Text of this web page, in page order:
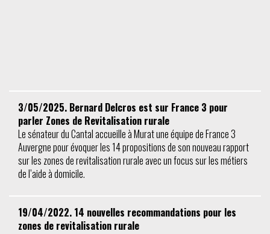
3/05/2025. Bernard Delcros est sur France 3 pour
parler Zones de Revitalisation rurale
Le sénateur du Cantal accueille à Murat une équipe de France 3
Auvergne pour évoquer les 14 propositions de son nouveau rapport
sur les zones de revitalisation rurale avec un focus sur les métiers
de l’aide à domicile.
19/04/2022. 14 nouvelles recommandations pour les
zones de revitalisation rurale